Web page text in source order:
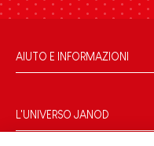
AIUTO E INFORMAZIONI
Domande Frequenti
Contatti
L'UNIVERSO JANOD